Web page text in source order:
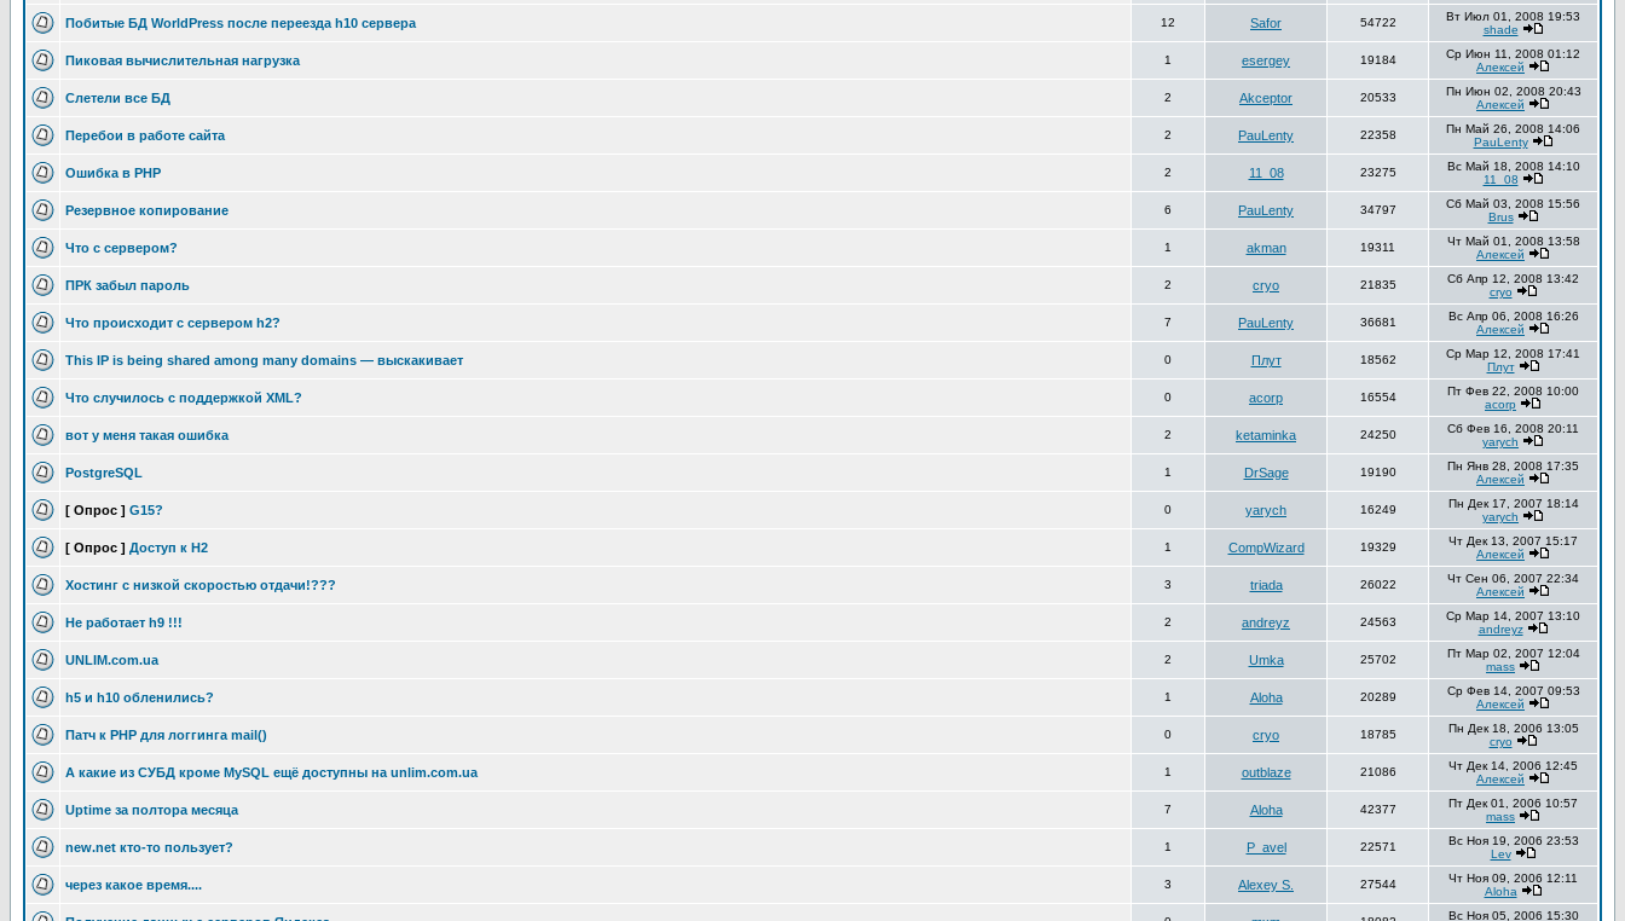
Побитые БД WorldPress после переезда h10 сервера 12 Safor 54722
Вт Июл 01, 2008 19:53
shade
Пиковая вычислительная нагрузка 1 esergey 19184
Ср Июн 11, 2008 01:12
Алексей
Слетели все БД 2 Akceptor 20533
Пн Июн 02, 2008 20:43
Алексей
Перебои в работе сайта 2 PauLenty 22358
Пн Май 26, 2008 14:06
PauLenty
Ошибка в PHP 2 11_08 23275
Вс Май 18, 2008 14:10
11_08
Резервное копирование 6 PauLenty 34797
Сб Май 03, 2008 15:56
Brus
Что с сервером? 1 akman 19311
Чт Май 01, 2008 13:58
Алексей
ПРК забыл пароль 2 cryo 21835
Сб Апр 12, 2008 13:42
cryo
Что происходит с сервером h2? 7 PauLenty 36681
Вс Апр 06, 2008 16:26
Алексей
This IP is being shared among many domains — выскакивает 0 Плут 18562
Ср Мар 12, 2008 17:41
Плут
Что случилось с поддержкой XML? 0 acorp 16554
Пт Фев 22, 2008 10:00
acorp
вот у меня такая ошибка 2 ketaminka 24250
Сб Фев 16, 2008 20:11
yarych
PostgreSQL 1 DrSage 19190
Пн Янв 28, 2008 17:35
Алексей
[ Опрос ] G15? 0 yarych 16249
Пн Дек 17, 2007 18:14
yarych
[ Опрос ] Доступ к H2 1 CompWizard 19329
Чт Дек 13, 2007 15:17
Алексей
Хостинг с низкой скоростью отдачи!??? 3 triada 26022
Чт Сен 06, 2007 22:34
Алексей
Не работает h9 !!! 2 andreyz 24563
Ср Мар 14, 2007 13:10
andreyz
UNLIM.com.ua 2 Umka 25702
Пт Мар 02, 2007 12:04
mass
h5 и h10 обленились? 1 Aloha 20289
Ср Фев 14, 2007 09:53
Алексей
Патч к PHP для логгинга mail() 0 cryo 18785
Пн Дек 18, 2006 13:05
cryo
А какие из СУБД кроме MySQL ещё доступны на unlim.com.ua 1 outblaze 21086
Чт Дек 14, 2006 12:45
Алексей
Uptime за полтора месяца 7 Aloha 42377
Пт Дек 01, 2006 10:57
mass
new.net кто-то пользует? 1 P_avel 22571
Вс Ноя 19, 2006 23:53
Lev
через какое время.... 3 Alexey S. 27544
Чт Ноя 09, 2006 12:11
Aloha
Вс Ноя 05, 2006 15:30